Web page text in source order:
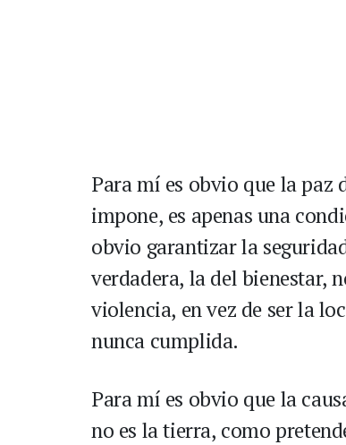
Para mí es obvio que la paz
impone, es apenas una
obvio garantizar la
verdadera, la del bienestar,
violencia, en vez de ser la
nunca cumplida.
Para mí es obvio que la
no es la tierra, como